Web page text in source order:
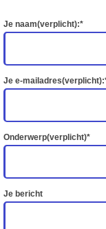
Je naam(verplicht):*
Je e-
Onderwerp(verplicht)*
Je bericht